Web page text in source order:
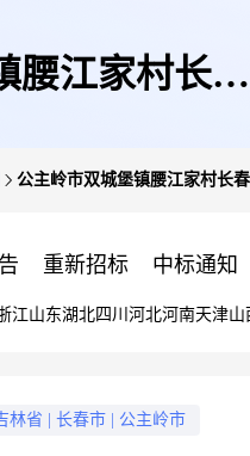
腰江家村长春
公主岭市双城堡镇腰江家村长
重新招标 中标通知
江山东湖北四川 河北河南天津山
林省 长春市 公主岭市